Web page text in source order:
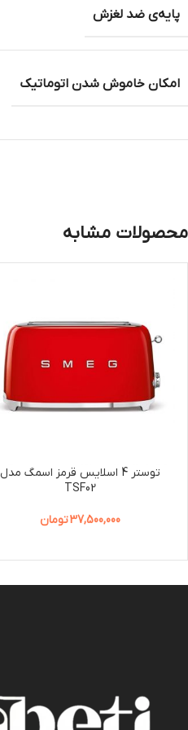
پایه‌ی ضد لغزش
امکان خاموش شدن اتوماتیک
محصولات مشابه
توستر 4 اسلایس قرمز اسمگ مدل
TSF02
37,500,000تومان